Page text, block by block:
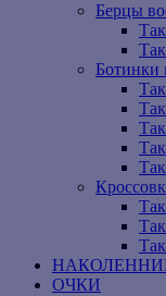
Берцы
Ботинки
ОЧКИ